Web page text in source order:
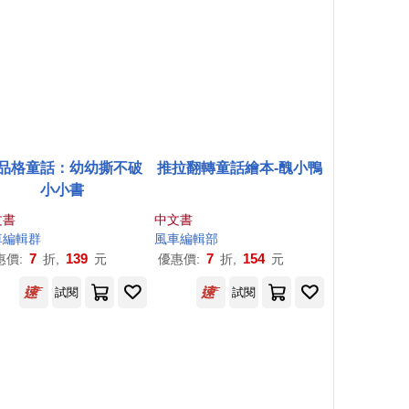
格童話：幼幼撕不破
小小書
書
編輯群
價: 7 折, 139 元
推拉翻轉童話繪本-醜小鴨
中文書
風車編輯部
優惠價: 7 折, 154 元
試閱 試閱